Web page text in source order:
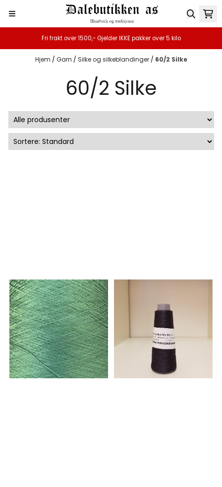
Hopp til innhold
Fri frakt over 1500,- Gjelder IKKE pakker over 5 kilo
Hjem / Garn / Silke og silkeblandinger / 60/2 Silke
60/2 Silke